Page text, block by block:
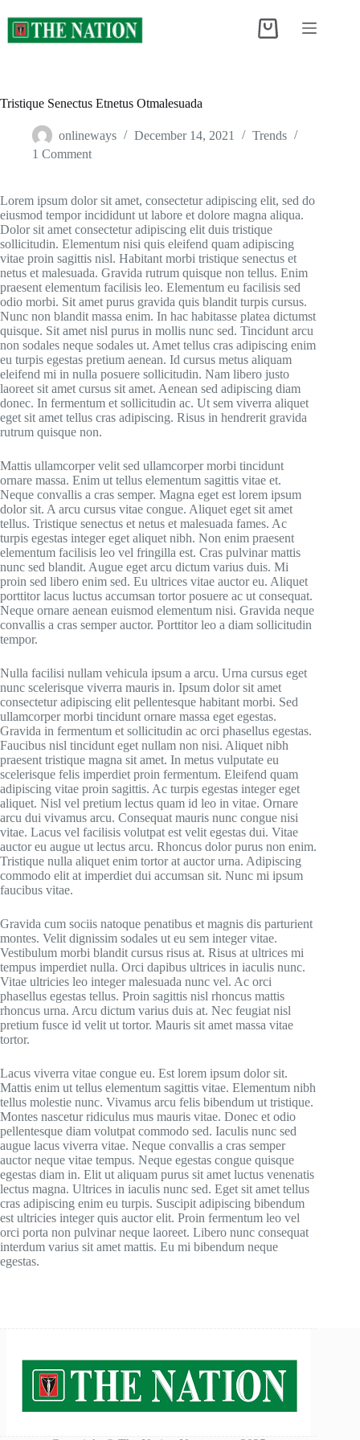
to
content
Shopping
Tristique Senectus Etnetus Otmalesuada
onlineways December 14, 2021
Trends
1 Comment
Lorem ipsum dolor sit amet, consectetur adipiscing elit, sed do
eiusmod tempor incididunt ut labore et dolore magna aliqua.
Dolor sit amet consectetur adipiscing elit duis tristique
sollicitudin. Elementum nisi quis eleifend quam adipiscing
vitae proin sagittis nisl. Habitant morbi tristique senectus et
netus et malesuada. Gravida rutrum quisque non tellus. Enim
praesent elementum facilisis leo. Elementum eu facilisis sed
odio morbi. Sit amet purus gravida quis blandit turpis cursus.
Nunc non blandit massa enim. In hac habitasse platea dictumst
quisque. Sit amet nisl purus in mollis nunc sed. Tincidunt arcu
non sodales neque sodales ut. Amet tellus cras adipiscing enim
eu turpis egestas pretium aenean. Id cursus metus aliquam
eleifend mi in nulla posuere sollicitudin. Nam libero justo
laoreet sit amet cursus sit amet. Aenean sed adipiscing diam
donec. In fermentum et sollicitudin ac. Ut sem viverra aliquet
eget sit amet tellus cras adipiscing. Risus in hendrerit gravida
rutrum quisque non.
Mattis ullamcorper velit sed ullamcorper morbi tincidunt
ornare massa. Enim ut tellus elementum sagittis vitae et.
Neque convallis a cras semper. Magna eget est lorem ipsum
dolor sit. A arcu cursus vitae congue. Aliquet eget sit amet
tellus. Tristique senectus et netus et malesuada fames. Ac
turpis egestas integer eget aliquet nibh. Non enim praesent
elementum facilisis leo vel fringilla est. Cras pulvinar mattis
nunc sed blandit. Augue eget arcu dictum varius duis. Mi
proin sed libero enim sed. Eu ultrices vitae auctor eu. Aliquet
porttitor lacus luctus accumsan tortor posuere ac ut consequat.
Neque ornare aenean euismod elementum nisi. Gravida neque
convallis a cras semper auctor. Porttitor leo a diam sollicitudin
tempor.
Nulla facilisi nullam vehicula ipsum a arcu. Urna cursus eget
nunc scelerisque viverra mauris in. Ipsum dolor sit amet
consectetur adipiscing elit pellentesque habitant morbi. Sed
ullamcorper morbi tincidunt ornare massa eget egestas.
Gravida in fermentum et sollicitudin ac orci phasellus egestas.
Faucibus nisl tincidunt eget nullam non nisi. Aliquet nibh
praesent tristique magna sit amet. In metus vulputate eu
scelerisque felis imperdiet proin fermentum. Eleifend quam
adipiscing vitae proin sagittis. Ac turpis egestas integer eget
aliquet. Nisl vel pretium lectus quam id leo in vitae. Ornare
arcu dui vivamus arcu. Consequat mauris nunc congue nisi
vitae. Lacus vel facilisis volutpat est velit egestas dui. Vitae
auctor eu augue ut lectus arcu. Rhoncus dolor purus non enim.
Tristique nulla aliquet enim tortor at auctor urna. Adipiscing
commodo elit at imperdiet dui accumsan sit. Nunc mi ipsum
faucibus vitae.
Gravida cum sociis natoque penatibus et magnis dis parturient
montes. Velit dignissim sodales ut eu sem integer vitae.
Vestibulum morbi blandit cursus risus at. Risus at ultrices mi
tempus imperdiet nulla. Orci dapibus ultrices in iaculis nunc.
Vitae ultricies leo integer malesuada nunc vel. Ac orci
phasellus egestas tellus. Proin sagittis nisl rhoncus mattis
rhoncus urna. Arcu dictum varius duis at. Nec feugiat nisl
pretium fusce id velit ut tortor. Mauris sit amet massa vitae
tortor.
Lacus viverra vitae congue eu. Est lorem ipsum dolor sit.
Mattis enim ut tellus elementum sagittis vitae. Elementum nibh
tellus molestie nunc. Vivamus arcu felis bibendum ut tristique.
Montes nascetur ridiculus mus mauris vitae. Donec et odio
pellentesque diam volutpat commodo sed. Iaculis nunc sed
augue lacus viverra vitae. Neque convallis a cras semper
auctor neque vitae tempus. Neque egestas congue quisque
egestas diam in. Elit ut aliquam purus sit amet luctus venenatis
lectus magna. Ultrices in iaculis nunc sed. Eget sit amet tellus
cras adipiscing enim eu turpis. Suscipit adipiscing bibendum
est ultricies integer quis auctor elit. Proin fermentum leo vel
orci porta non pulvinar neque laoreet. Libero nunc consequat
interdum varius sit amet mattis. Eu mi bibendum neque
egestas.